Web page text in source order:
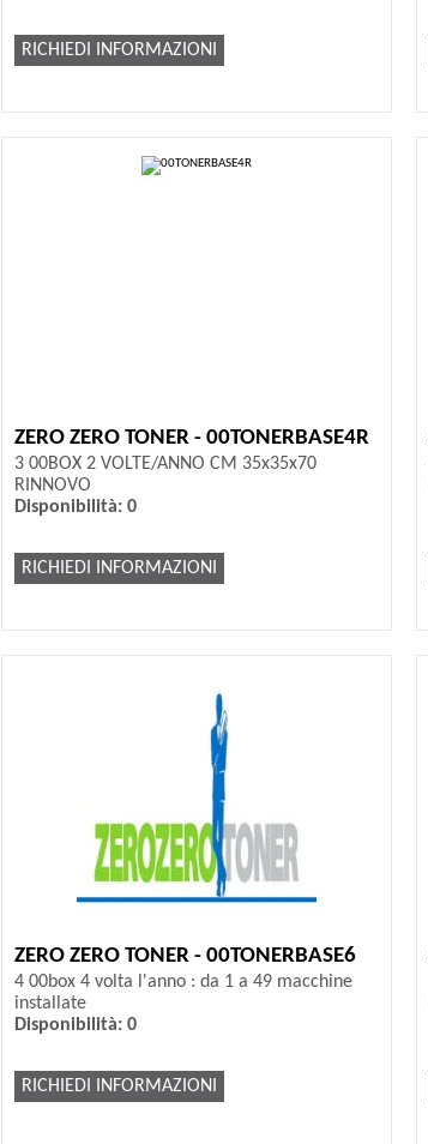
RICHIEDI INFORMAZIONI
ZERO ZERO TONER - 00TONERBASE4R
3 00BOX 2 VOLTE/ANNO CM 35x35x70
RINNOVO
Disponibilità: 0
RICHIEDI INFORMAZIONI
ZERO ZERO TONER - 00TONERBASE6
4 00box 4 volta l'anno : da 1 a 49 macchine
installate
Disponibilità: 0
RICHIEDI INFORMAZIONI